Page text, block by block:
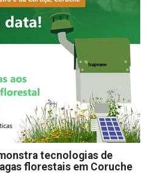
tecnologias de
florestais em Coruche